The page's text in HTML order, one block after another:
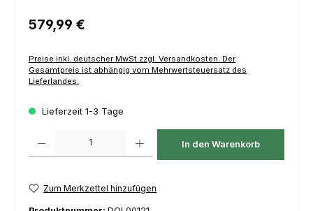
Regulärer Preis:
579,99 €
Preise inkl. deutscher MwSt zzgl. Versandkosten. Der
Gesamtpreis ist abhängig vom Mehrwertsteuersatz des
Lieferlandes.
Lieferzeit 1-3 Tage
In den Warenkorb
Zum Merkzettel hinzufügen